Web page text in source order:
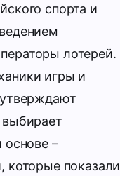
спорта и
лотерей.
игры и
выбирает
основе –
которые показали